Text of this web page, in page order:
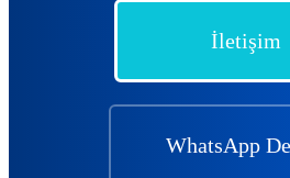
İletişim
WhatsApp